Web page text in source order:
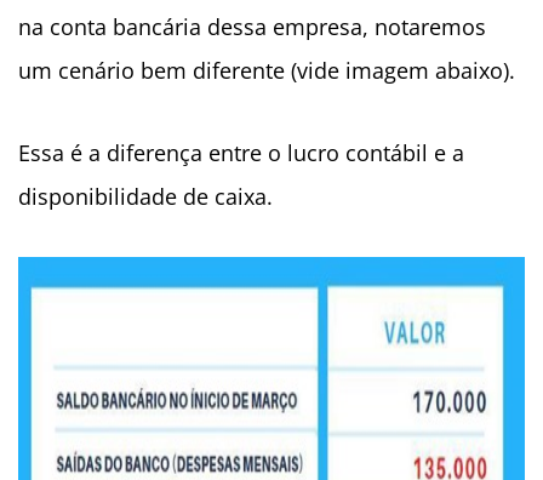
na conta bancária dessa empresa, notaremos
um cenário bem diferente (vide imagem abaixo).
Essa é a diferença entre o lucro contábil e a
disponibilidade de caixa.